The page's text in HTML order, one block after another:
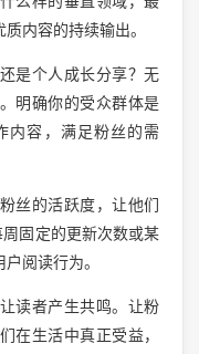
内容的持续输出。
是个人成长分享？无
明确你的受众群体是
内容，满足粉丝的需
丝的活跃度，让他们
固定的更新次数或某
阅读行为。
读者产生共鸣。让粉
在生活中真正受益，